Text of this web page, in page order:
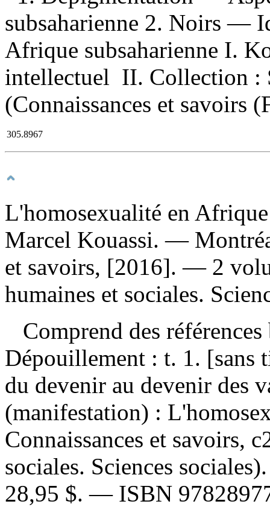
subsaharienne 2. Noirs —
Afrique subsaharienne I.
intellectuel II. Collection :
(Connaissances et savoirs
305.8967
L'homosexualité en
Marcel Kouassi. —
et savoirs, [2016]. — 2
humaines et sociales.
Comprend des
Dépouillement : t. 1. [sans
du devenir au devenir des
(manifestation) :
Connaissances et savoirs,
sociales. Sciences
28,95 $. — ISBN